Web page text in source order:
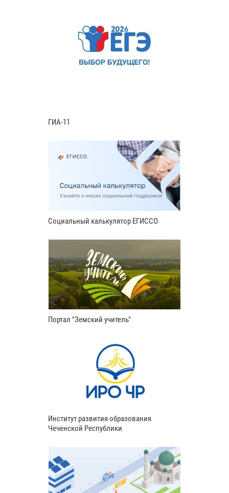
ГИА-11
Социальный калькулятор ЕГИССО
Портал "Земский учитель"
Институт развития образования
Чеченской Республики